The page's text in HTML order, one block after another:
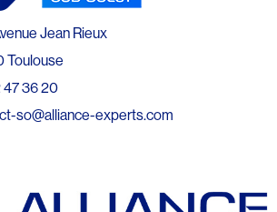
Jean Rieux
Toulouse
36 20
so@alliance-experts.com